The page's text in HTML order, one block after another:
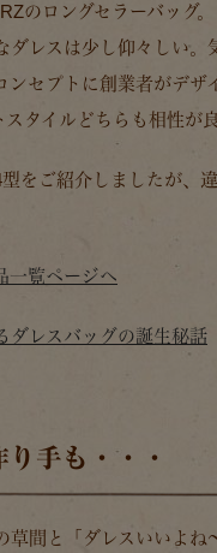
のロングセラーバッグ。
ダレスは少し仰々しい。
ンセプトに創業者がデザ
タイルどちらも相性が良
をご紹介しましたが、
一覧ページへ
ダレスバッグの誕生秘話
手も・・・
草間と「ダレスいいよね